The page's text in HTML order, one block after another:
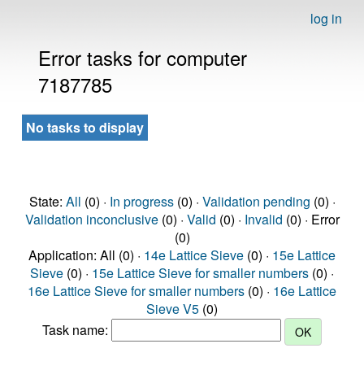
log in
Error tasks for computer
7187785
No tasks to display
State: All (0) · In progress(0) · Validation pending (0) ·
Validation inconclusive(0) · Valid (0) · Invalid (0) · Error
(0)
Application: All (0) · 14e Lattice Sieve (0) · 15e Lattice
Sieve (0) · 15e Lattice Sieve for smaller numbers (0) ·
16e Lattice Sieve for smaller numbers (0) · 16e Lattice
Sieve V5 (0)
Task name: